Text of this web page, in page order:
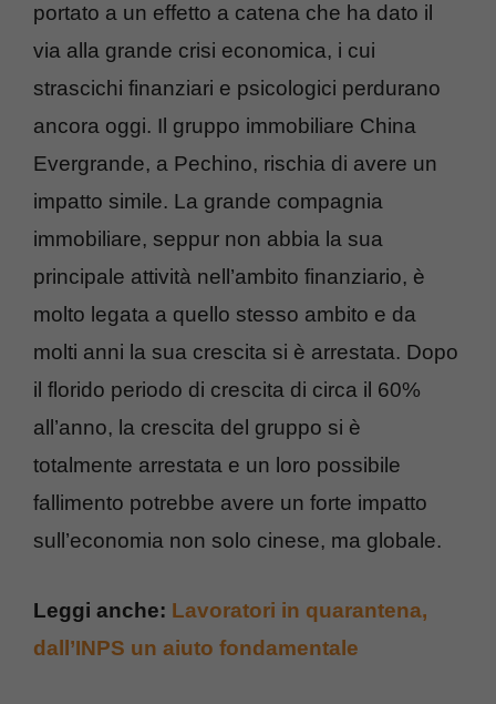
portato a un effetto a catena che ha dato il
via alla grande crisi economica, i cui
strascichi finanziari e psicologici perdurano
ancora oggi. Il gruppo immobiliare China
Evergrande, a Pechino, rischia di avere un
impatto simile. La grande compagnia
immobiliare, seppur non abbia la sua
principale attività nell’ambito finanziario, è
molto legata a quello stesso ambito e da
molti anni la sua crescita si è arrestata. Dopo
il florido periodo di crescita di circa il 60%
all’anno, la crescita del gruppo si è
totalmente arrestata e un loro possibile
fallimento potrebbe avere un forte impatto
sull’economia non solo cinese, ma globale.
Leggi anche: Lavoratori in quarantena,
dall’INPS un aiuto fondamentale